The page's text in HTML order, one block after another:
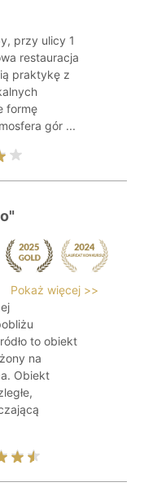
przy ulicy 1
restauracja
praktykę z
formę
gór ...
Pokaż więcej >>
to obiekt
na
Obiekt